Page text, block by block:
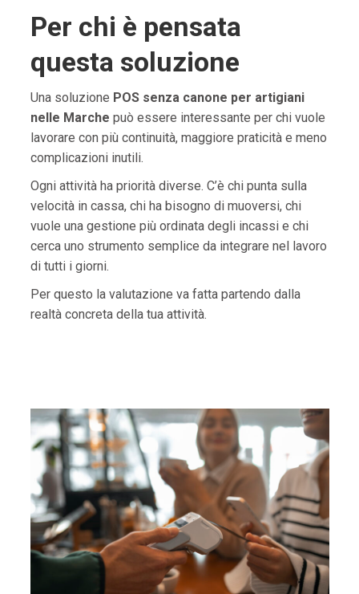
Per chi è pensata
questa soluzione
Una soluzione POS senza canone per artigiani
nelle Marche può essere interessante per chi vuole
lavorare con più continuità, maggiore praticità e meno
complicazioni inutili.
Ogni attività ha priorità diverse. C’è chi punta sulla
velocità in cassa, chi ha bisogno di muoversi, chi
vuole una gestione più ordinata degli incassi e chi
cerca uno strumento semplice da integrare nel lavoro
di tutti i giorni.
Per questo la valutazione va fatta partendo dalla
realtà concreta della tua attività.